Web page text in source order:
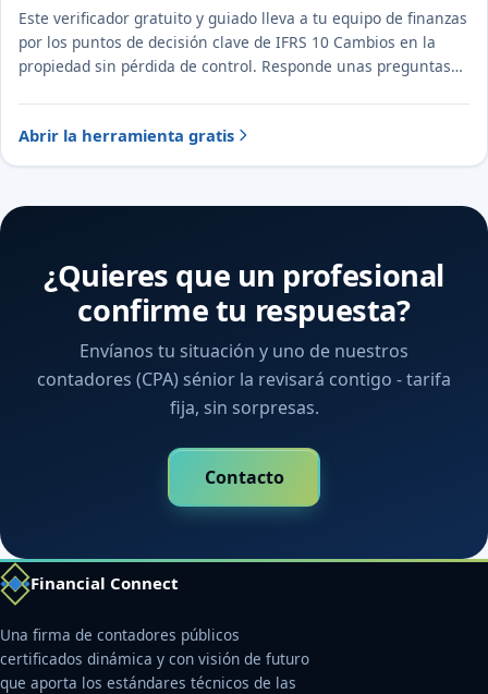
Este verificador gratuito y guiado lleva a tu equipo de finanzas
por los puntos de decisión clave de IFRS 10 Cambios en la
propiedad sin pérdida de control. Responde unas preguntas
Abrir la herramienta gratis
¿Quieres que un profesional
confirme tu respuesta?
Envíanos tu situación y uno de nuestros
contadores (CPA) sénior la revisará contigo - tarifa
fija, sin sorpresas.
Contacto
Financial Connect
Una firma de contadores públicos
certificados dinámica y con visión de futuro
que aporta los estándares técnicos de las